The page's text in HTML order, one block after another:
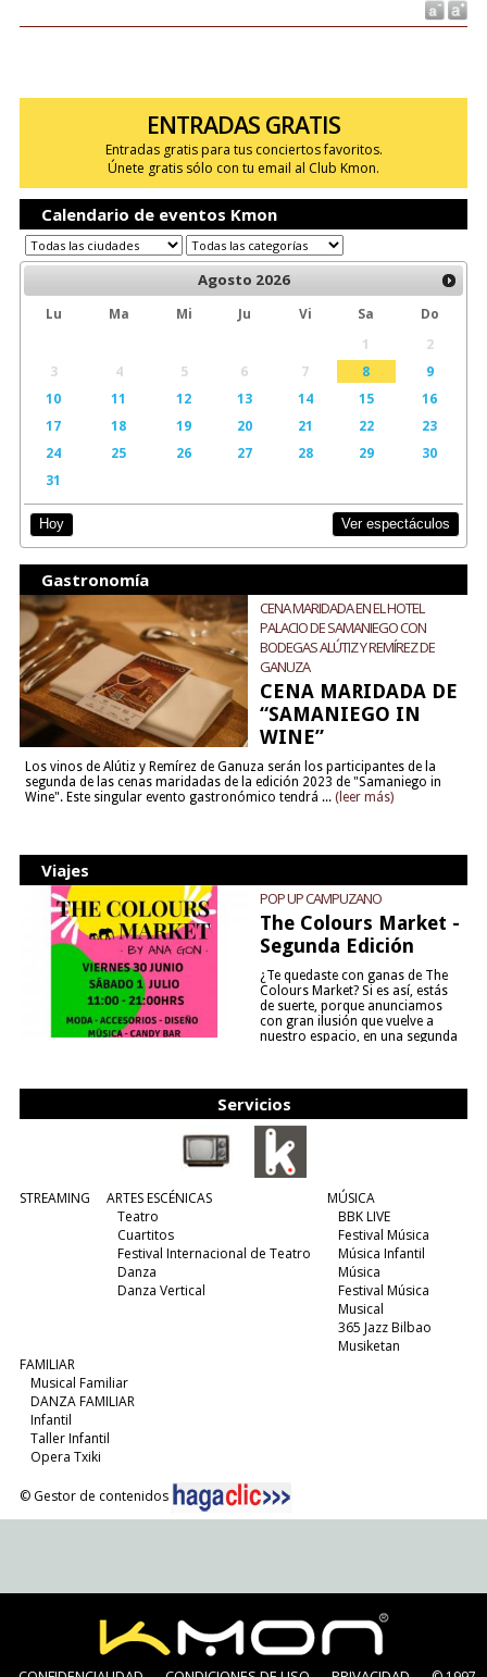
ENTRADAS GRATIS
Entradas gratis para tus conciertos favoritos.
Únete gratis sólo con tu email al Club Kmon.
Calendario de eventos Kmon
Agosto 2026
Lu Ma Mi Ju Vi Sa
Do
1
2
3
4 5 6 7 8
9
10
11 12 13 14 15
16
17
18 19 20 21 22
23
24
25 26 27 28 29
30
31
Hoy Ver espectáculos
Gastronomía
CENA MARIDADA EN EL HOTEL
PALACIO DE SAMANIEGO CON
BODEGAS ALÚTIZ Y REMÍREZ DE
GANUZA
CENA MARIDADA DE
“SAMANIEGO IN
WINE”
Los vinos de Alútiz y Remírez de Ganuza serán los participantes de la
segunda de las cenas maridadas de la edición 2023 de "Samaniego in
Wine". Este singular evento gastronómico tendrá ... (leer más)
Viajes
POP UP CAMPUZANO
The Colours Market -
Segunda Edición
¿Te quedaste con ganas de The
Colours Market? Si es así, estás
de suerte, porque anunciamos
con gran ilusión que vuelve a
nuestro espacio, en una segunda
Servicios
STREAMING
ARTES ESCÉNICAS
Teatro
Cuartitos
Festival Internacional de Teatro
Danza
Danza Vertical
MÚSICA
BBK LIVE
Festival Música
Música Infantil
Música
Festival Música
Musical
365 Jazz Bilbao
Musiketan
FAMILIAR
Musical Familiar
DANZA FAMILIAR
Infantil
Taller Infantil
Opera Txiki
© Gestor de contenidos